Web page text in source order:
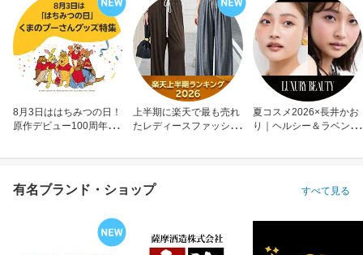
8月3日ははちみつの日！
原作デビュー100周年も
上半期に楽天で最も売れ
たレディースファッショ
夏コスメ2026×長井かお
り｜ヘルシー＆ラベンダ
有名ブランド・ショップ すべて見る